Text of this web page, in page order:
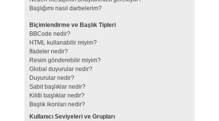
Başlığımı nasıl darbelerim?
Biçimlendirme ve Başlık Tipleri
BBCode nedir?
HTML kullanabilir miyim?
İfadeler nedir?
Resim gönderebilir miyim?
Global duyurular nedir?
Duyurular nedir?
Sabit başlıklar nedir?
Kilitli başlıklar nedir?
Başlık ikonları nedir?
Kullanıcı Seviyeleri ve Grupları